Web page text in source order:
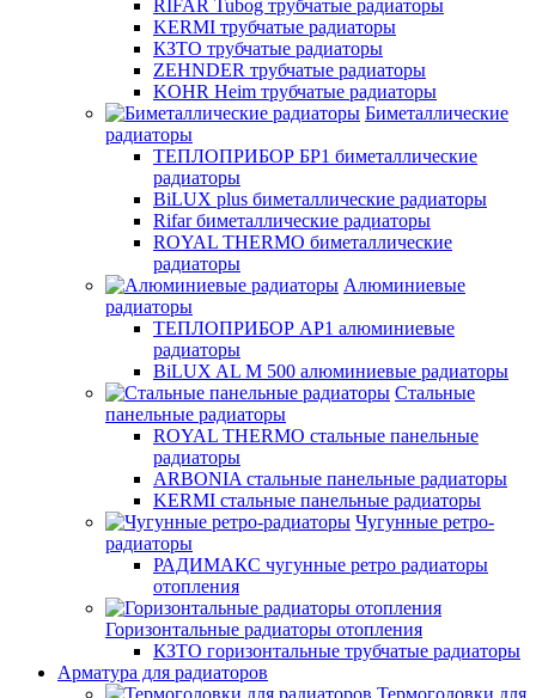
RIFAR Tubog трубчатые радиаторы
KERMI трубчатые радиаторы
КЗТО трубчатые радиаторы
ZEHNDER трубчатые радиаторы
KOHR Heim трубчатые радиаторы
Биметаллические
радиаторы
ТЕПЛОПРИБОР БР1 биметаллические
радиаторы
BiLUX plus биметаллические радиаторы
Rifar биметаллические радиаторы
ROYAL THERMO биметаллические
радиаторы
Алюминиевые
радиаторы
ТЕПЛОПРИБОР АР1 алюминиевые
радиаторы
BiLUX AL M 500 алюминиевые радиаторы
Стальные
панельные радиаторы
ROYAL THERMO стальные панельные
радиаторы
ARBONIA стальные панельные радиаторы
KERMI стальные панельные радиаторы
Чугунные ретро-
радиаторы
РАДИМАКС чугунные ретро радиаторы
отопления
Горизонтальные радиаторы отопления
КЗТО горизонтальные трубчатые радиаторы
Арматура для радиаторов
Термоголовки для